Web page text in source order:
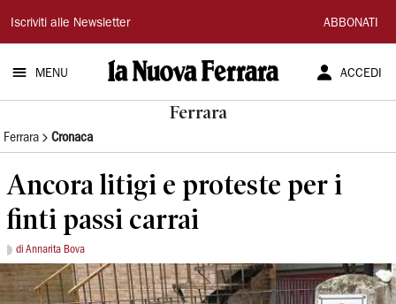
La
Nuova
Ferrara
Iscriviti alle Newsletter ABBONATI
MENU ACCEDI
Ferrara
Ferrara Cronaca
Ancora litigi e proteste per i
finti passi carrai
di Annarita Bova